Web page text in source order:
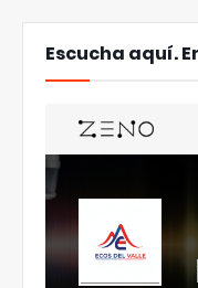
Escucha aquí.